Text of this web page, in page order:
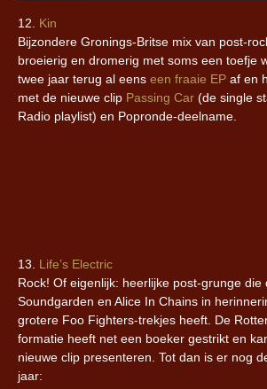
12. Kin
Bijzondere Gronings-Britse mix van post-
broeierig en dromerig met soms een toefje
twee jaar terug al eens een fraaie EP af en
met de nieuwe clip Passing Car (de single
Radio playlist) en Popronde-deelname.
13. Life’s Electric
Rock! Of eigenlijk: heerlijke post-grunge die
Soundgarden en Alice In Chains in
grotere Foo Fighters-trekjes heeft. De
formatie heeft net een boeker gestrikt en
nieuwe clip presenteren. Tot dan is er nog
jaar: